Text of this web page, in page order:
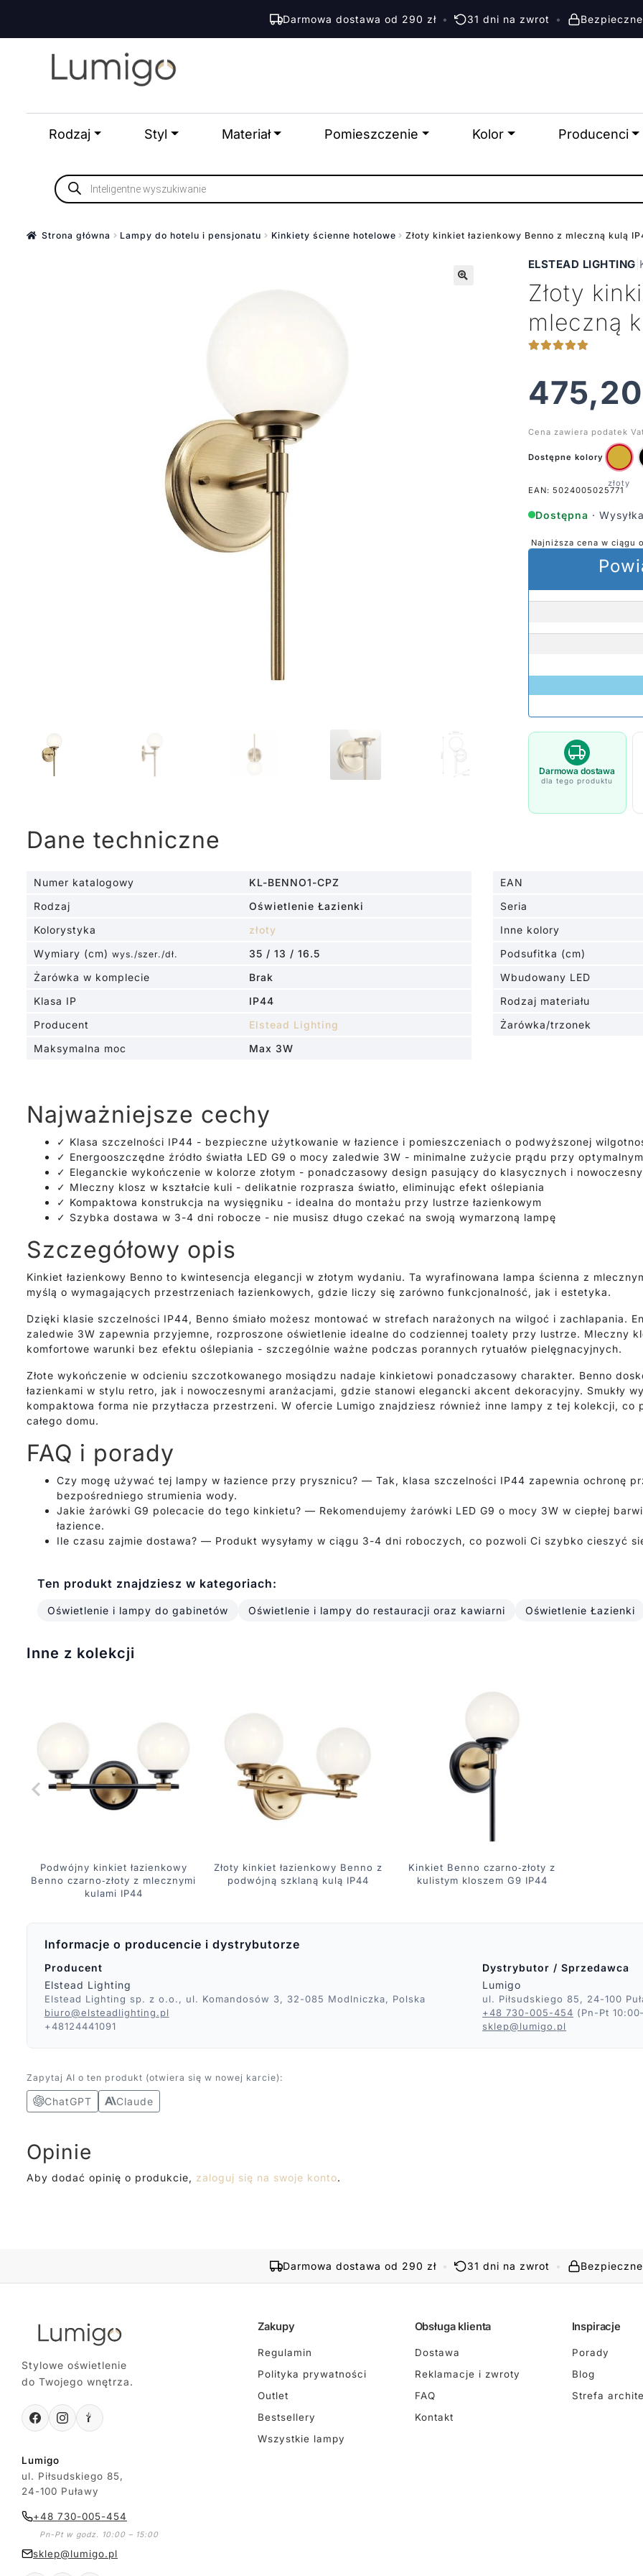
Darmowa dostawa od 290 zł • 31 dni na zwrot •
Przejdź
nawigacji
Przejdź
treści
Rodzaj Styl Materiał Pomieszczenie Kolor Producenci
Wyszukiwarka
produktów
Strona główna Lampy do hotelu i pensjonatu Kinkiety ścienne hotelowe Złoty kinkiet łazienkowy Benno z mleczną kulą
ELSTEAD LIGHTING
Złoty
mleczną
475,20
Cena zawiera podatek
Dostępne kolory
EAN: 5024005025771
Dostępna ·
Najniższa cena w ciągu
Darmowa dostawa
dla tego produktu
Dane techniczne
Numer katalogowy KL-BENNO1-CPZ EAN
Rodzaj
Oświetlenie Łazienki Seria
Kolorystyka
złoty Inne kolory
Wymiary (cm) wys./szer./dł. 35 / 13 / 16.5 Podsufitka (cm)
Żarówka w komplecie
Brak Wbudowany LED
Klasa IP
IP44 Rodzaj materiału
Producent
Elstead Lighting Żarówka/trzonek
Maksymalna moc
Max 3W
Najważniejsze cechy
✓ Klasa szczelności IP44 - bezpieczne użytkowanie w łazience i pomieszczeniach o podwyższonej
✓ Energooszczędne źródło światła LED G9 o mocy zaledwie 3W - minimalne zużycie prądu przy
✓ Eleganckie wykończenie w kolorze złotym - ponadczasowy design pasujący do klasycznych i
✓ Mleczny klosz w kształcie kuli - delikatnie rozprasza światło, eliminując efekt oślepiania
✓ Kompaktowa konstrukcja na wysięgniku - idealna do montażu przy lustrze łazienkowym
✓ Szybka dostawa w 3-4 dni robocze - nie musisz długo czekać na swoją wymarzoną lampę
Szczegółowy opis
Kinkiet łazienkowy Benno to kwintesencja elegancji w złotym wydaniu. Ta wyrafinowana lampa ścienna z
myślą o wymagających przestrzeniach łazienkowych, gdzie liczy się zarówno funkcjonalność, jak i estetyka.
Dzięki klasie szczelności IP44, Benno śmiało możesz montować w strefach narażonych na wilgoć i zachlapania.
zaledwie 3W zapewnia przyjemne, rozproszone oświetlenie idealne do codziennej toalety przy lustrze. Mleczny
komfortowe warunki bez efektu oślepiania - szczególnie ważne podczas porannych rytuałów pielęgnacyjnych.
Złote wykończenie w odcieniu szczotkowanego mosiądzu nadaje kinkietowi ponadczasowy charakter. Benno
łazienkami w stylu retro, jak i nowoczesnymi aranżacjami, gdzie stanowi elegancki akcent dekoracyjny. Smukły
kompaktowa forma nie przytłacza przestrzeni. W ofercie Lumigo znajdziesz również inne lampy z tej kolekcji, co
całego domu.
FAQ i porady
Czy mogę używać tej lampy w łazience przy prysznicu? — Tak, klasa szczelności IP44 zapewnia ochronę
bezpośredniego strumienia wody.
Jakie żarówki G9 polecacie do tego kinkietu? — Rekomendujemy żarówki LED G9 o mocy 3W w ciepłej
łazience.
Ile czasu zajmie dostawa? — Produkt wysyłamy w ciągu 3-4 dni roboczych, co pozwoli Ci szybko cieszyć
Ten produkt znajdziesz w kategoriach:
Oświetlenie i lampy do gabinetów Oświetlenie i lampy do restauracji oraz kawiarni Oświetlenie Łazienki
Inne z kolekcji
Podwójny kinkiet łazienkowy
Benno czarno‑złoty z mlecznymi
kulami IP44
Złoty kinkiet łazienkowy Benno z
podwójną szklaną kulą IP44
Kinkiet Benno czarno‑złoty z
kulistym kloszem G9 IP44
Informacje o producencie i dystrybutorze
Producent
Elstead Lighting
Elstead Lighting sp. z o.o., ul. Komandosów 3, 32-085 Modlniczka, Polska
biuro@elsteadlighting.pl
+48124441091
Dystrybutor / Sprzedawca
Lumigo
ul. Piłsudskiego 85, 24-100
+48 730-005-454 (Pn-Pt
sklep@lumigo.pl
Zapytaj AI o ten produkt (otwiera się w nowej karcie):
ChatGPT Claude
Opinie
Aby dodać opinię o produkcie, zaloguj się na swoje konto.
Darmowa dostawa od 290 zł • 31 dni na zwrot •
Stylowe oświetlenie
do Twojego wnętrza.
Lumigo
ul. Piłsudskiego 85,
24-100 Puławy
+48 730-005-454
Pn-Pt w godz. 10:00 – 15:00
sklep@lumigo.pl
Zakupy
Regulamin
Polityka prywatności
Outlet
Bestsellery
Wszystkie lampy
Obsługa klienta
Dostawa
Reklamacje i zwroty
FAQ
Kontakt
Inspiracje
Porady
Blog
Strefa